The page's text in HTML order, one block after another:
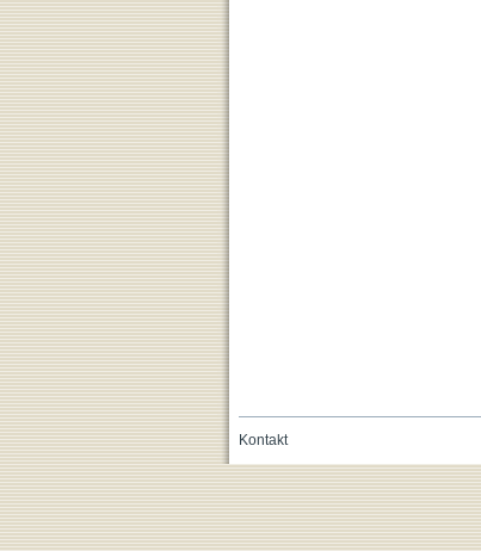
Kontakt